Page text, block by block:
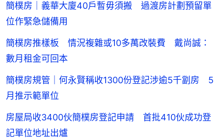
簡樸房｜義華大廈40戶暫毋須搬 過渡房計劃預留單
位作緊急儲備用
簡樸房推樣板 情況複雜或10多萬改裝費 戴尚誠：
數月租金可回本
簡樸房規管｜何永賢稱收1300份登記涉逾5千劏房 5
月推示範單位
房屋局收3400伙簡樸房登記申請 首批410伙成功登
記單位地址出爐